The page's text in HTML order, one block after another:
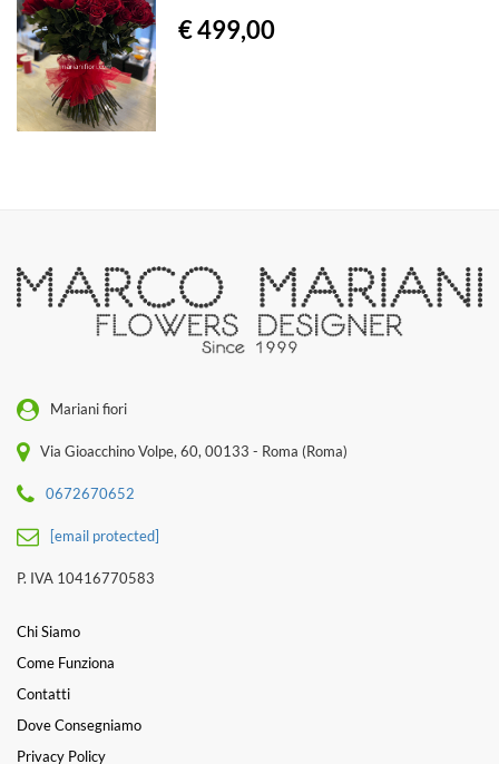
€ 499,00
Mariani fiori
Via Gioacchino Volpe, 60, 00133 - Roma (Roma)
0672670652
[email protected]
P. IVA 10416770583
Chi Siamo
Come Funziona
Contatti
Dove Consegniamo
Privacy Policy